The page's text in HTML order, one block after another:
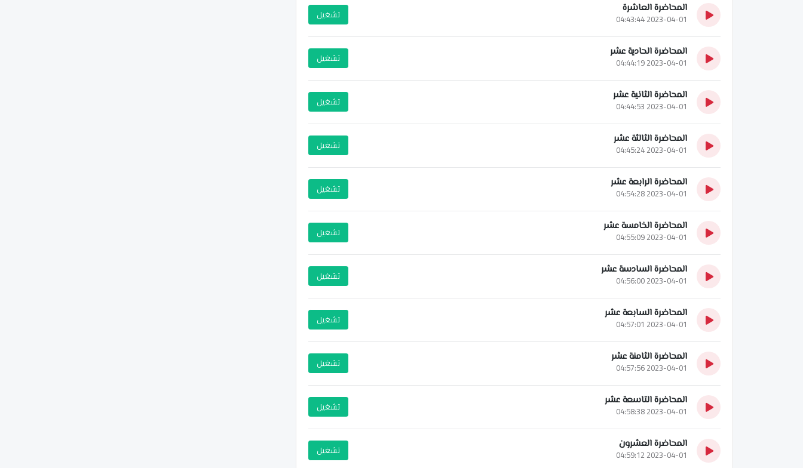
المحاضرة العاشرة
2023-04-01 04:43:44 تشغيل
المحاضرة الحادية عشر
2023-04-01 04:44:19 تشغيل
المحاضرة الثانية عشر
2023-04-01 04:44:53 تشغيل
المحاضرة الثالثة عشر
2023-04-01 04:45:24 تشغيل
المحاضرة الرابعة عشر
2023-04-01 04:54:28 تشغيل
المحاضرة الخامسة عشر
2023-04-01 04:55:09 تشغيل
المحاضرة السادسة عشر
2023-04-01 04:56:00 تشغيل
المحاضرة السابعة عشر
2023-04-01 04:57:01 تشغيل
المحاضرة الثامنة عشر
2023-04-01 04:57:56 تشغيل
المحاضرة التاسعة عشر
2023-04-01 04:58:38 تشغيل
المحاضرة العشرون
2023-04-01 04:59:12 تشغيل